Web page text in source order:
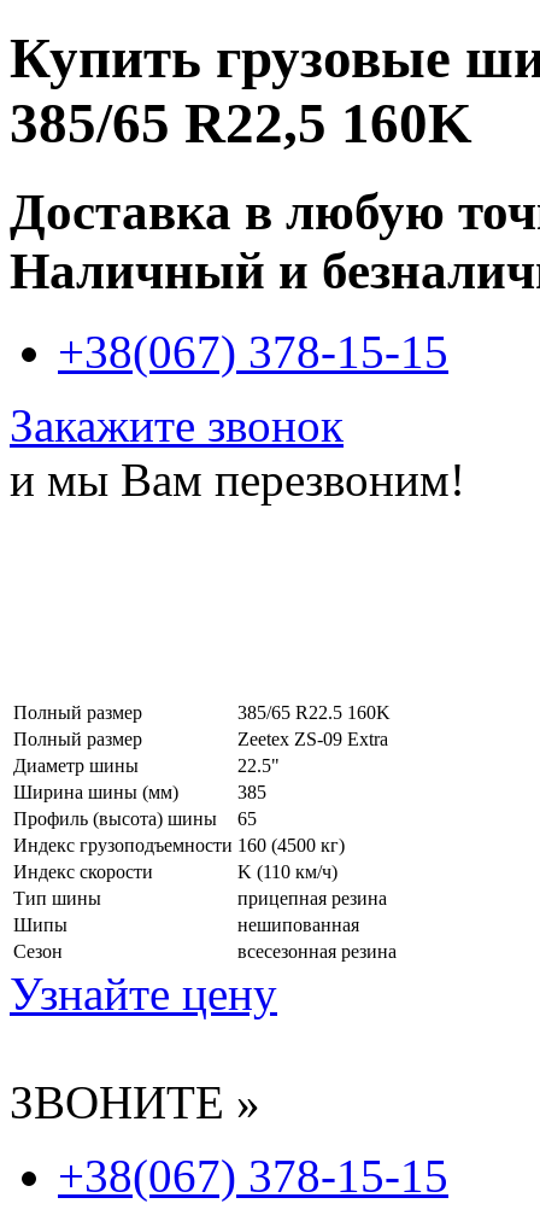
Купить грузовые
385/65 R22,5 160K
Доставка в любую
Наличный и
+38(067) 378-15-15
Закажите звонок
и мы Вам перезвоним!
Полный размер
385/65 R22.5 160K
Полный размер
Zeetex ZS-09 Extra
Диаметр шины
22.5"
Ширина шины (мм)
385
Профиль (высота) шины
65
Индекс грузоподъемности 160 (4500 кг)
Индекс скорости
K (110 км/ч)
Тип шины
прицепная резина
Шипы
нешипованная
Сезон
всесезонная резина
Узнайте цену
ЗВОНИТЕ »
+38(067) 378-15-15